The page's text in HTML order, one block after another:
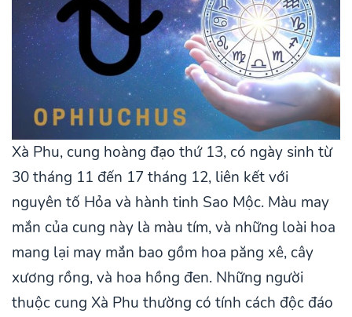
Xà Phu, cung hoàng đạo thứ 13, có ngày sinh từ
30 tháng 11 đến 17 tháng 12, liên kết với
nguyên tố Hỏa và hành tinh Sao Mộc. Màu may
mắn của cung này là màu tím, và những loài hoa
mang lại may mắn bao gồm hoa păng xê, cây
xương rồng, và hoa hồng đen. Những người
thuộc cung Xà Phu thường có tính cách độc đáo